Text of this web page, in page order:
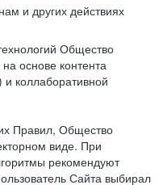
и других действиях
Общество
основе контента
и коллаборативной
Правил, Общество
виде. При
рекомендуют
Сайта выбирал